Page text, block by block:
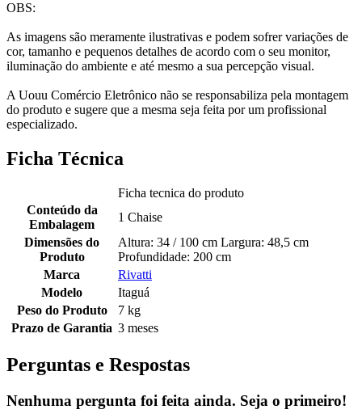
OBS:
As imagens são meramente ilustrativas e podem sofrer variações de
cor, tamanho e pequenos detalhes de acordo com o seu monitor,
iluminação do ambiente e até mesmo a sua percepção visual.
A Uouu Comércio Eletrônico não se responsabiliza pela montagem
do produto e sugere que a mesma seja feita por um profissional
especializado.
Ficha Técnica
Ficha tecnica do produto
Conteúdo da
Embalagem
1 Chaise
Dimensões do
Produto
Altura: 34 / 100 cm Largura: 48,5 cm
Profundidade: 200 cm
Marca
Rivatti
Modelo
Itaguá
Peso do Produto
7 kg
Prazo de Garantia 3 meses
Perguntas e Respostas
Nenhuma pergunta foi feita ainda. Seja o primeiro!